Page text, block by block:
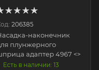
206385
наконечник
плунжерного
адаптер 4967 <>
Есть в наличии: 13